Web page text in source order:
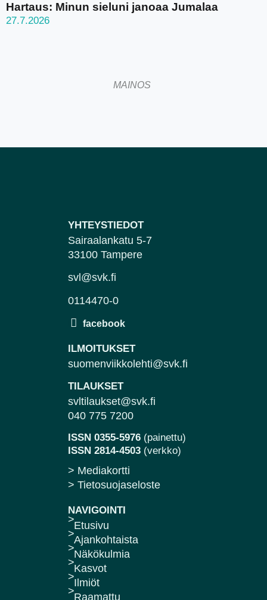
Hartaus: Minun sieluni janoaa Jumalaa
27.7.2026
MAINOS
YHTEYSTIEDOT
Sairaalankatu 5-7
33100 Tampere
svl@svk.fi
0114470-0
ILMOITUKSET
suomenviikkolehti@svk.fi
TILAUKSET
svltilaukset@svk.fi
040 775 7200
ISSN 0355-5976 (painettu)
ISSN 2814-4503 (verkko)
> Mediakortti
> Tietosuojaseloste
NAVIGOINTI
Etusivu
Ajankohtaista
Näkökulmia
Kasvot
Ilmiöt
Raamattu